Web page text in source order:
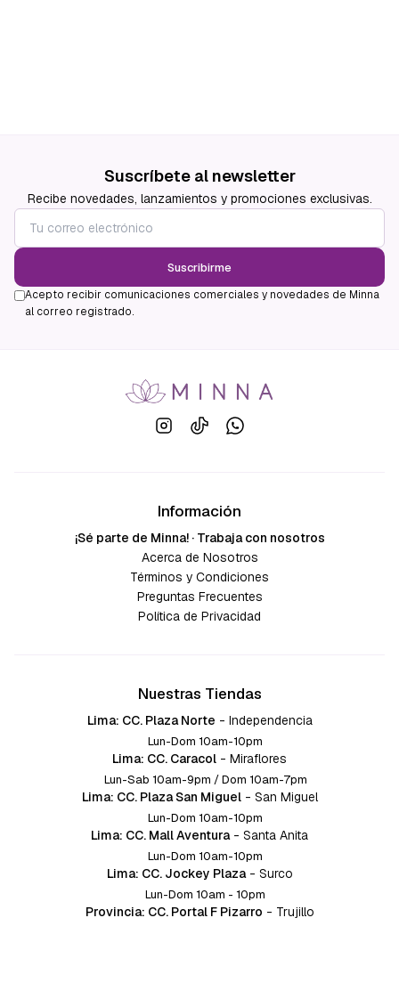
Suscríbete al newsletter
Recibe novedades, lanzamientos y promociones exclusivas.
Suscribirme
Acepto recibir comunicaciones comerciales y novedades de Minna
al correo registrado.
Información
¡Sé parte de Minna! · Trabaja con nosotros
Acerca de Nosotros
Términos y Condiciones
Preguntas Frecuentes
Política de Privacidad
Nuestras Tiendas
Lima: CC. Plaza Norte - Independencia
Lun-Dom 10am-10pm
Lima: CC. Caracol - Miraflores
Lun-Sab 10am-9pm / Dom 10am-7pm
Lima: CC. Plaza San Miguel - San Miguel
Lun-Dom 10am-10pm
Lima: CC. Mall Aventura - Santa Anita
Lun-Dom 10am-10pm
Lima: CC. Jockey Plaza - Surco
Lun-Dom 10am - 10pm
Provincia: CC. Portal F Pizarro - Trujillo